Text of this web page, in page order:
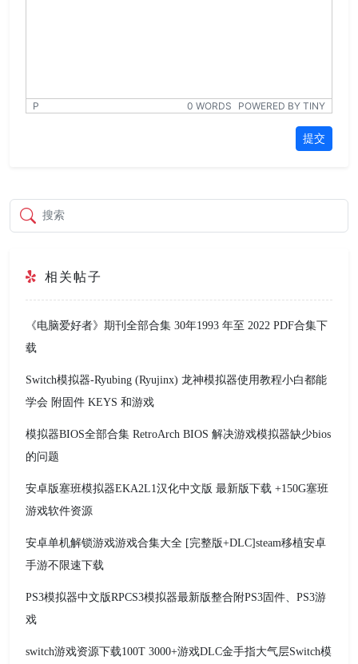
P 0 WORDS POWERED BY TINY
提交
搜索
相关帖子
《电脑爱好者》期刊全部合集 30年1993 年至 2022 PDF合集下
载
Switch模拟器-Ryubing (Ryujinx) 龙神模拟器使用教程小白都能
学会 附固件 KEYS 和游戏
模拟器BIOS全部合集 RetroArch BIOS 解决游戏模拟器缺少bios
的问题
安卓版塞班模拟器EKA2L1汉化中文版 最新版下载 +150G塞班
游戏软件资源
安卓单机解锁游戏游戏合集大全 [完整版+DLC]steam移植安卓
手游不限速下载
PS3模拟器中文版RPCS3模拟器最新版整合附PS3固件、PS3游
戏
switch游戏资源下载100T 3000+游戏DLC金手指大气层Switch模